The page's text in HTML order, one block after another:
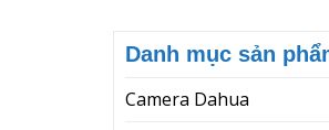
Danh mục sản
Camera Dahua